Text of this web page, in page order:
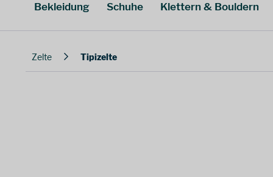
Bekleidung Schuhe Klettern & Bouldern
Zelte Tipizelte